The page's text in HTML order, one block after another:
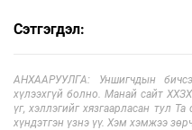
Сэтгэгдэл:
АНХААРУУЛГА: Уншигчдын
хүлээхгүй болно. Манай сайт
үг, хэллэгийг хязгаарласан тул
хүндэтгэн үзнэ үү. Хэм хэмжээ